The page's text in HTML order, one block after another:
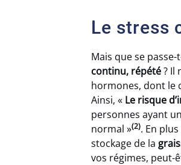
Le stress
Mais que se
continu, répété? Il
hormones, dont le
Ainsi, « Le risque
personnes ayant
normal »(2). En
stockage de la
vos régimes, peut-